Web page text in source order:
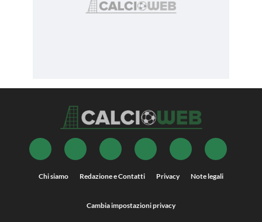
Chi siamo Redazione e Contatti Privacy Note legali
Cambia impostazioni privacy